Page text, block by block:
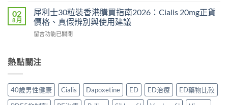
安
全
服
法
與
貨
購
買
買
渠
＋
完
南〉
中
先
安
心？
2026
港
噴
霧
利
勁
與
其
洩
比
較
2026：
02
8 月
犀利士30粒裝香港購買指南2026：Cialis 20mg正貨
價格、真假辨別與使用建議
在
士
30
裝
香
港
留言功能已關閉
熱點關注
40歲男性健康 Cialis Dapoxetine ED ED治療
ED藥物比較